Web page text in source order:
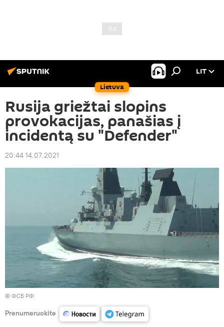
Lietuva
LIT
Rusija griežtai slopins
provokacijas, panašias į
incidentą su "Defender"
20:44 14.07.2021
© ФСБ РФ
Prenumeruokite